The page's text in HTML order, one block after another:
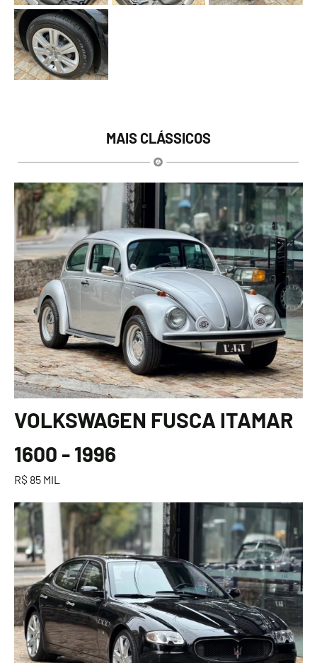
MAIS CLÁSSICOS
VOLKSWAGEN FUSCA ITAMAR
1600 - 1996
R$ 85 MIL